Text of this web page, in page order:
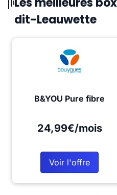
dit-Leauwette
B&YOU Pure fibre
24,99€/mois
Voir l'offre